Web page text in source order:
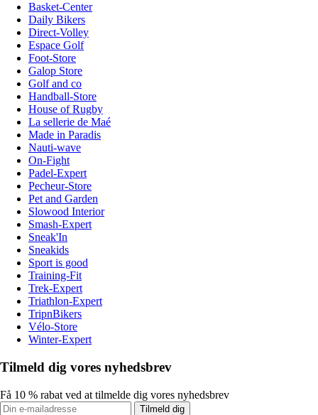
Basket-Center
Daily Bikers
Direct-Volley
Espace Golf
Foot-Store
Galop Store
Golf and co
Handball-Store
House of Rugby
La sellerie de Maé
Made in Paradis
Nauti-wave
On-Fight
Padel-Expert
Pecheur-Store
Pet and Garden
Slowood Interior
Smash-Expert
Sneak'In
Sneakids
Sport is good
Training-Fit
Trek-Expert
Triathlon-Expert
TripnBikers
Vélo-Store
Winter-Expert
Tilmeld dig vores nyhedsbrev
Få 10 % rabat ved at tilmelde dig vores nyhedsbrev
Tilmeld dig